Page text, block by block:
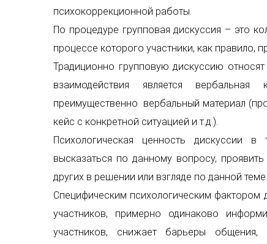
психокоррекционной работы.
По процедуре групповая дискуссия – это
процессе которого участники, как правило,
Традиционно групповую дискуссию
взаимодействия является
преимущественно вербальный материал
кейс с конкретной ситуацией и т.д.).
Психологическая ценность дискуссии
высказаться по данному вопросу,
других в решении или взгляде по данной теме.
Специфическим психологическим
участников, примерно одинаково
участников, снижает барьеры